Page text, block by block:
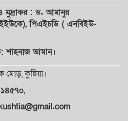
মুদ্রাকর: ড. আমানুর
পিএইচডি ( এনবিইউ-
শাহনাজ আমান।
মোড়, কুষ্টিয়া।
,